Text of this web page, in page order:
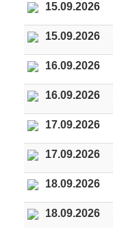
15.09.2026
15.09.2026
16.09.2026
16.09.2026
17.09.2026
17.09.2026
18.09.2026
18.09.2026